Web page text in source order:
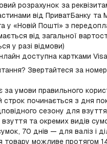
розрахунок за
від ПриватБанку та
у «Новій Пошті» з
від загальної
у разі відмови)
доступна картками
Звертайтеся за
за умови правильного
строк починається з дня
сезону для
та окремих видів
70 днів — для валіз і
товару можливе протягом